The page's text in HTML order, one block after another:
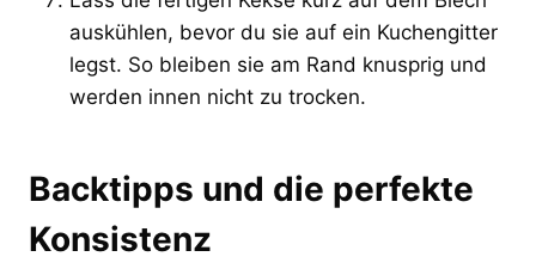
auskühlen, bevor du sie auf ein Kuchengitter
legst. So bleiben sie am Rand knusprig und
werden innen nicht zu trocken.
Backtipps und die perfekte
Konsistenz